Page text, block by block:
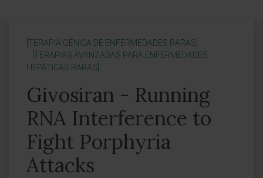
[TERAPIA GÉNICA DE ENFERMEDADES RARAS]
[TERAPIAS AVANZADAS PARA ENFERMEDADES
HEPÁTICAS RARAS]
Givosiran - Running
RNA Interference to
Fight Porphyria
Attacks